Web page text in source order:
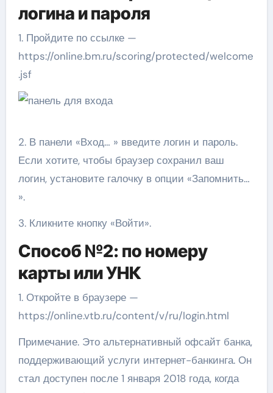
логина и пароля
1. Пройдите по ссылке —
https://online.bm.ru/scoring/protected/welcome
.jsf
2. В панели «Вход… » введите логин и пароль.
Если хотите, чтобы браузер сохранил ваш
логин, установите галочку в опции «Запомнить…
».
3. Кликните кнопку «Войти».
Способ №2: по номеру
карты или УНК
1. Откройте в браузере —
https://online.vtb.ru/content/v/ru/login.html
Примечание. Это альтернативный офсайт банка,
поддерживающий услуги интернет-банкинга. Он
стал доступен после 1 января 2018 года, когда